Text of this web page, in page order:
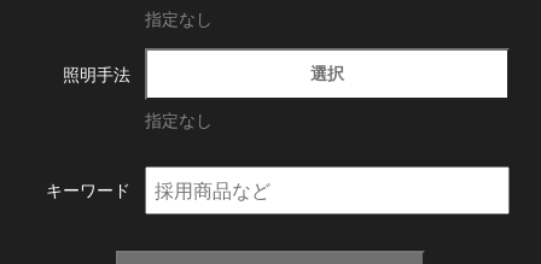
指定なし
照明手法 選択
指定なし
キーワード